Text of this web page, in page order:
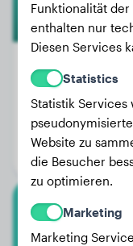
Gewicht:
Alter:
Geschlecht:
Funktionalität
enthalten nur
Diesen Services
Statistics
Statistik
Website zu
die Besucher
zu optimieren.
Marketing
Marketing